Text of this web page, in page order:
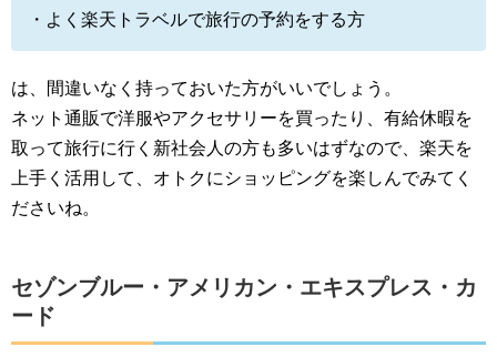
・よく楽天トラベルで旅行の予約をする方
は、間違いなく持っておいた方がいいでしょう。
ネット通販で洋服やアクセサリーを買ったり、有給休暇を
取って旅行に行く新社会人の方も多いはずなので、楽天を
上手く活用して、オトクにショッピングを楽しんでみてく
ださいね。
セゾンブルー・アメリカン・エキスプレス・カ
ード